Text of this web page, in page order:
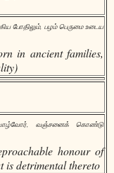
போதிலும், பழம் பெருமை உடைய
in ancient families,
வாழ்வோர், வஞ்சனைக் கொண்டு
honour of
detrimental thereto